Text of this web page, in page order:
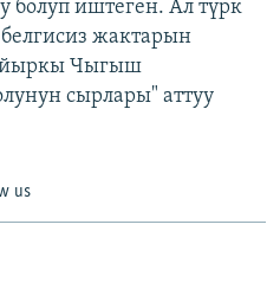
болуп иштеген. Ал түрк
жактарын
Чыгыш
сырлары" аттуу
us